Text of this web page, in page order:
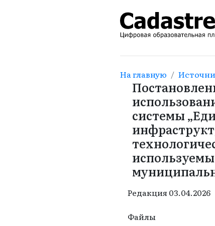
На главную
системы
Редакция03.04.2026
Файлы